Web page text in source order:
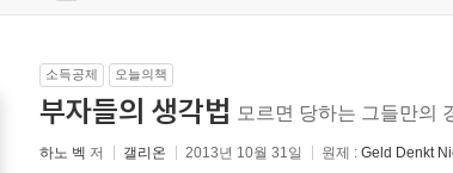
소득공제 오늘의책
부자들의 생각법 모르면 당하는 그들만의
하노 벡 저 갤리온 2013년 10월 31일 원제 : Geld Denkt